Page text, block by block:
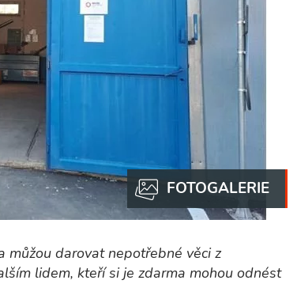
můžou darovat nepotřebné věci z
lidem, kteří si je zdarma mohou odnést